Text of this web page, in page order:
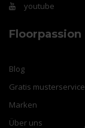
youtube
Floorpassion
Blog
Gratis musterservice
Marken
Über uns